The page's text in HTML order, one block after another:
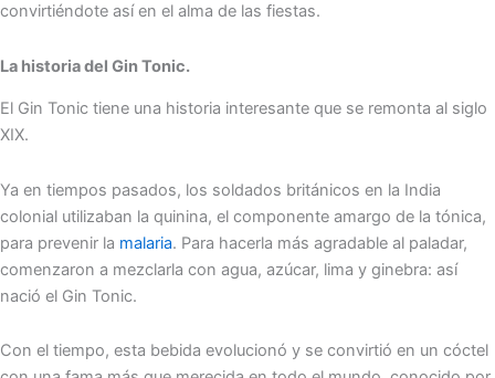
convirtiéndote así en el alma de las fiestas.
La historia del Gin Tonic.
El Gin Tonic tiene una historia interesante que se remonta al siglo
XIX.
Ya en tiempos pasados, los soldados británicos en la India
colonial utilizaban la quinina, el componente amargo de la tónica,
para prevenir la malaria. Para hacerla más agradable al paladar,
comenzaron a mezclarla con agua, azúcar, lima y ginebra: así
nació el Gin Tonic.
Con el tiempo, esta bebida evolucionó y se convirtió en un cóctel